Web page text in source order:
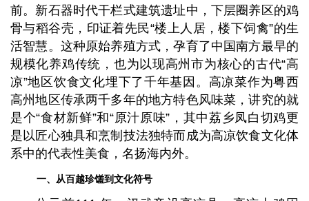
前。新石器时代干栏式建筑遗址中，下层圈养区的鸡
骨与稻谷壳，印证着先民“楼上人居，楼下饲禽”的生
活智慧。这种原始养殖方式，孕育了中国南方最早的
规模化养鸡传统，也为以现高州市为核心的古代“高
凉”地区饮食文化埋下了千年基因。高凉菜作为粤西
高州地区传承两千多年的地方特色风味菜，讲究的就
是个“食材新鲜”和“原汁原味”，其中荔乡凤白切鸡更
是以匠心独具和烹制技法独特而成为高凉饮食文化体
系中的代表性美食，名扬海内外。
一、从百越珍馐到文化符号